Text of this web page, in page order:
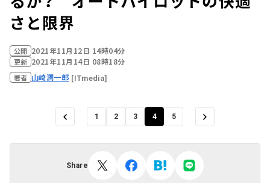
さと限界
公開 2021年11月12日 14時04分
更新 2021年11月14日 08時18分
著者 山崎潤一郎 [ITmedia]
1 2 3 4 5
Share